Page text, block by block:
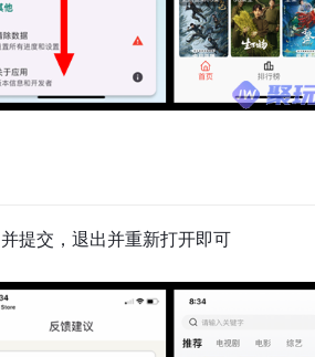
并提交，退出并重新打开即可